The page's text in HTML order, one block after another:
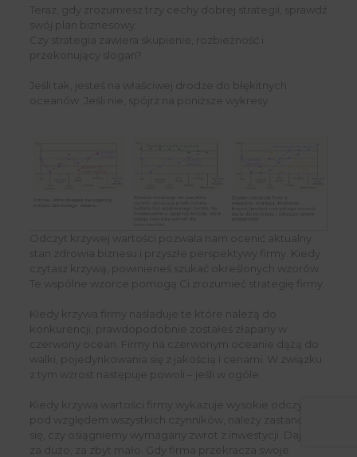
Teraz, gdy zrozumiesz trzy cechy dobrej strategii, sprawdź
swój plan biznesowy.
Czy strategia zawiera skupienie, rozbieżność i
przekonujący slogan?
Jeśli tak, jesteś na właściwej drodze do błękitnych
oceanów. Jeśli nie, spójrz na poniższe wykresy:
Odczyt krzywej wartości pozwala nam ocenić aktualny
stan zdrowia biznesu i przyszłe perspektywy firmy. Kiedy
czytasz krzywą, powinieneś szukać określonych wzorów.
Te wspólne wzorce pomogą Ci zrozumieć strategię firmy.
Kiedy krzywa firmy naśladuje te które należą do
konkurencji, prawdopodobnie zostałeś złapany w
czerwony ocean. Firmy na czerwonym oceanie dążą do
walki, pojedynkowania się z jakością i cenami. W związku
z tym wzrost następuje powoli – jeśli w ogóle.
Kiedy krzywa wartości firmy wykazuje wysokie odczyty
pod względem wszystkich czynników, należy zastanowić
się, czy osiągniemy wymagany zwrot z inwestycji. Dajesz
za dużo, za zbyt mało. Gdy firma przekracza swoje